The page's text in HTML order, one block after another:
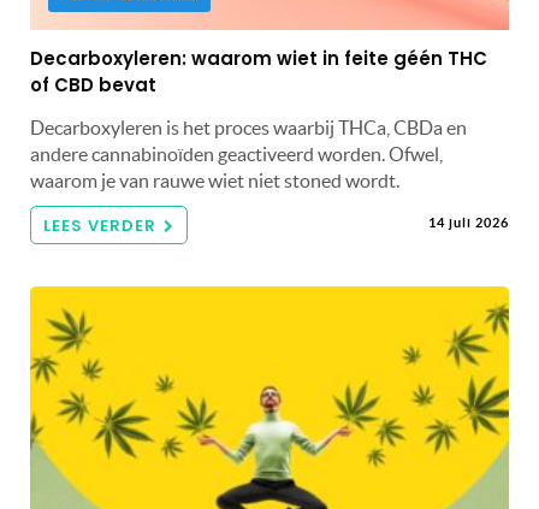
Decarboxyleren: waarom wiet in feite géén THC
of CBD bevat
Decarboxyleren is het proces waarbij THCa, CBDa en
andere cannabinoïden geactiveerd worden. Ofwel,
waarom je van rauwe wiet niet stoned wordt.
LEES VERDER 14 juli 2026